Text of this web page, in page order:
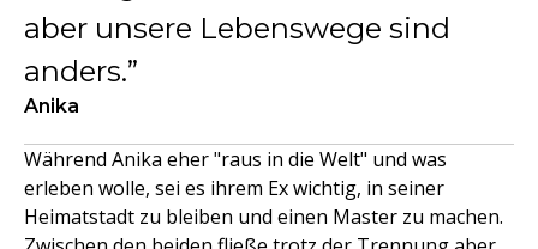
aber unsere Lebenswege sind
anders.
Anika
Während Anika eher "raus in die Welt" und was
erleben wolle, sei es ihrem Ex wichtig, in seiner
Heimatstadt zu bleiben und einen Master zu machen.